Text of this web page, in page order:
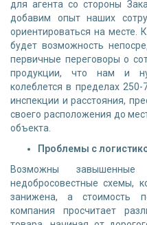
для агента со стороны
добавим опыт наших
ориентироваться на месте.
будет возможность
первичные переговоры о
продукции, что нам и
колеблется в пределах
инспекции и расстояния,
своего расположения до
объекта.
Проблемы с
Возможны
недобросовестные схемы,
занижена, а стоимость
компания просчитает